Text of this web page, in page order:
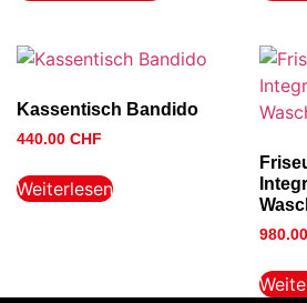
Kassentisch Bandido
440.00 CHF
Weiterlesen
980.00